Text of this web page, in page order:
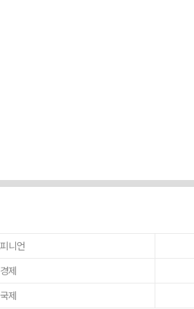
니언
경제
국제